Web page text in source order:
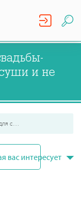
и не
вас интересует